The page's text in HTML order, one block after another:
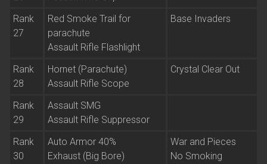
Rank
27
Red Smoke Trail for
parachute
Assault Rifle Flashlight
Base Invaders
Rank
28
Hornet (Parachute)
Assault Rifle Scope
Crystal Clear Out
Rank
29
Assault SMG
Assault Rifle Suppressor
Rank
30
Auto Armor 40%
Exhaust (Big Bore)
War and Pieces
No Smoking